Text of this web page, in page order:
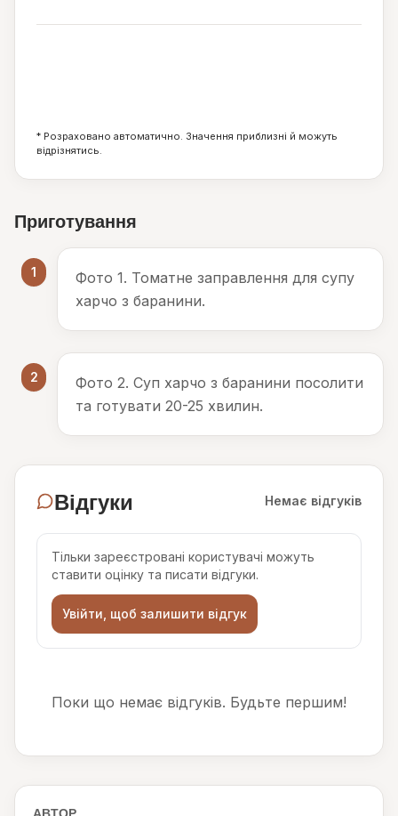
* Розраховано автоматично. Значення приблизні й можуть
відрізнятись.
Приготування
1
Фото 1. Томатне заправлення для супу
харчо з баранини.
2
Фото 2. Суп харчо з баранини посолити
та готувати 20-25 хвилин.
Відгуки Немає відгуків
Тільки зареєстровані користувачі можуть
ставити оцінку та писати відгуки.
Увійти, щоб залишити відгук
Поки що немає відгуків. Будьте першим!
АВТОР